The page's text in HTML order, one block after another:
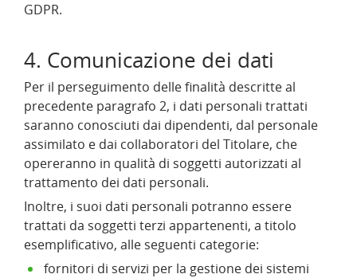
GDPR.
4. Comunicazione dei dati
Per il perseguimento delle finalità descritte al
precedente paragrafo 2, i dati personali trattati
saranno conosciuti dai dipendenti, dal personale
assimilato e dai collaboratori del Titolare, che
opereranno in qualità di soggetti autorizzati al
trattamento dei dati personali.
Inoltre, i suoi dati personali potranno essere
trattati da soggetti terzi appartenenti, a titolo
esemplificativo, alle seguenti categorie:
fornitori di servizi per la gestione dei sistemi